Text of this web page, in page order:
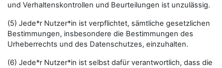
und Verhaltenskontrollen und Beurteilungen ist unzulässig.
(5) Jede*r Nutzer*in ist verpflichtet, sämtliche gesetzlichen
Bestimmungen, insbesondere die Bestimmungen des
Urheberrechts und des Datenschutzes, einzuhalten.
(6) Jede*r Nutzer*in ist selbst dafür verantwortlich, dass die